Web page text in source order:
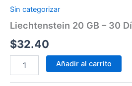
Sin categorizar
Liechtenstein 20 GB – 30
$32.40
Añadir al carrito